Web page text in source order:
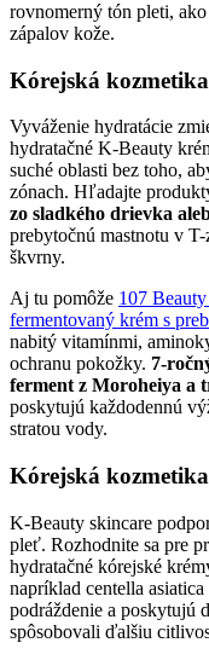
rovnomerný tón pleti,
zápalov kože.
Kórejská
Vyváženie hydratácie
hydratačné K-Beauty
suché oblasti bez toho,
zónach. Hľadajte
zo sladkého drievka
prebytočnú mastnotu v
škvrny.
Aj tu pomôže 107
fermentovaný krém s
nabitý vitamínmi,
ochranu pokožky. 7-
ferment z Moroheiya a
poskytujú každodennú
stratou vody.
Kórejská
K-Beauty skincare
pleť. Rozhodnite sa pre
hydratačné kórejské
napríklad centella
podráždenie a poskytujú
spôsobovali ďalšiu